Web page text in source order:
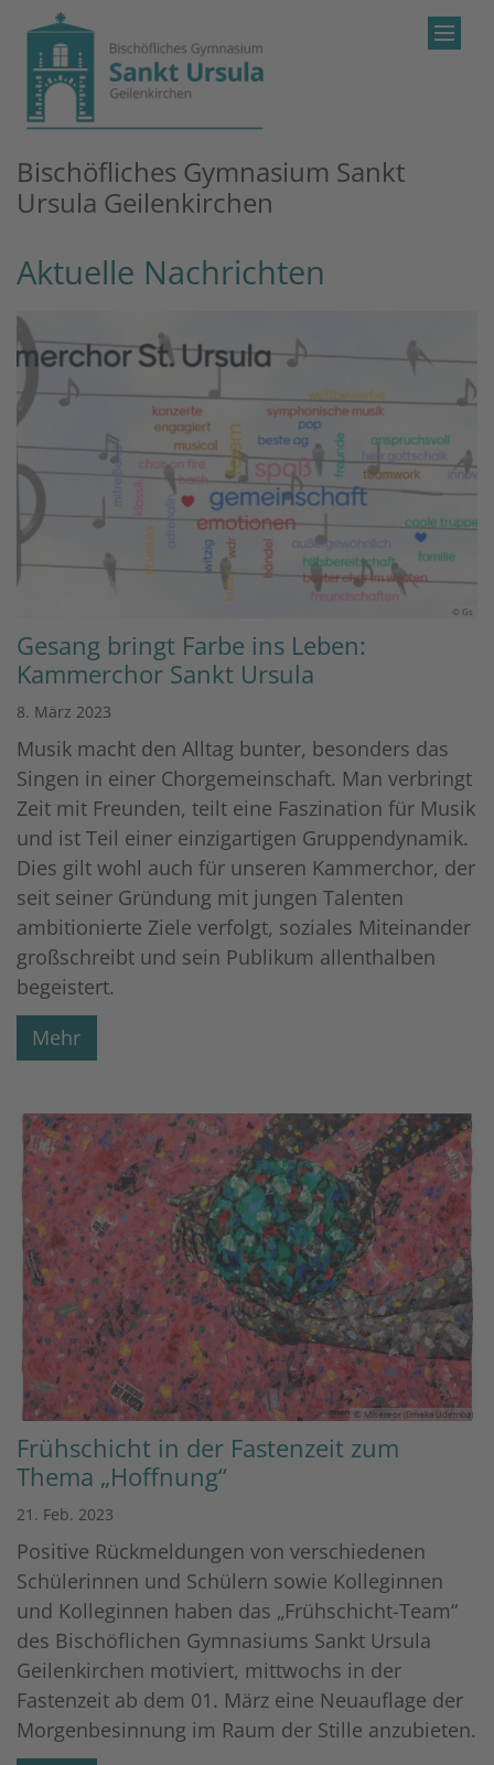
Zum Inhalt springen
Bischöfliches Gymnasium Sankt
Ursula Geilenkirchen
Aktuelle Nachrichten
© Gs
Gesang bringt Farbe ins Leben:
Kammerchor Sankt Ursula
8. März 2023
Musik macht den Alltag bunter, besonders das
Singen in einer Chorgemeinschaft. Man verbringt
Zeit mit Freunden, teilt eine Faszination für Musik
und ist Teil einer einzigartigen Gruppendynamik.
Dies gilt wohl auch für unseren Kammerchor, der
seit seiner Gründung mit jungen Talenten
ambitionierte Ziele verfolgt, soziales Miteinander
großschreibt und sein Publikum allenthalben
begeistert.
Mehr
© Misereor (Erneka Udemba)
Frühschicht in der Fastenzeit zum
Thema „Hoffnung“
21. Feb. 2023
Positive Rückmeldungen von verschiedenen
Schülerinnen und Schülern sowie Kolleginnen
und Kolleginnen haben das „Frühschicht-Team“
des Bischöflichen Gymnasiums Sankt Ursula
Geilenkirchen motiviert, mittwochs in der
Fastenzeit ab dem 01. März eine Neuauflage der
Morgenbesinnung im Raum der Stille anzubieten.